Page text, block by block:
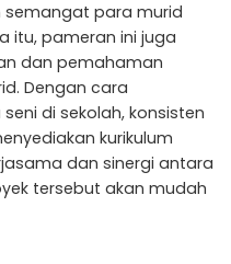
semangat para murid
itu, pameran ini juga
dan pemahaman
Dengan cara
di sekolah, konsisten
kurikulum
dan sinergi antara
tersebut akan mudah